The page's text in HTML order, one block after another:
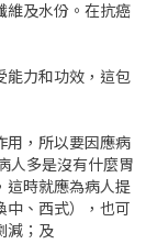
維及水份。在抗癌
能力和功效，這包
用，所以要因應病
人多是沒有什麼胃
這時就應為病人提
中、西式），也可
減；及